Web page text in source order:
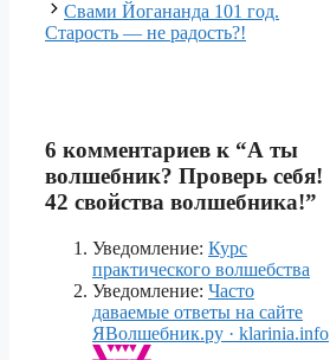
Свами Йогананда 101 год.
Старость — не радость?!
6 комментариев к “А ты
волшебник? Проверь себя!
42 свойства волшебника!”
Уведомление: Курс
практического волшебства
Уведомление: Часто
даваемые ответы на сайте
ЯВолшебник.ру · klarinia.info